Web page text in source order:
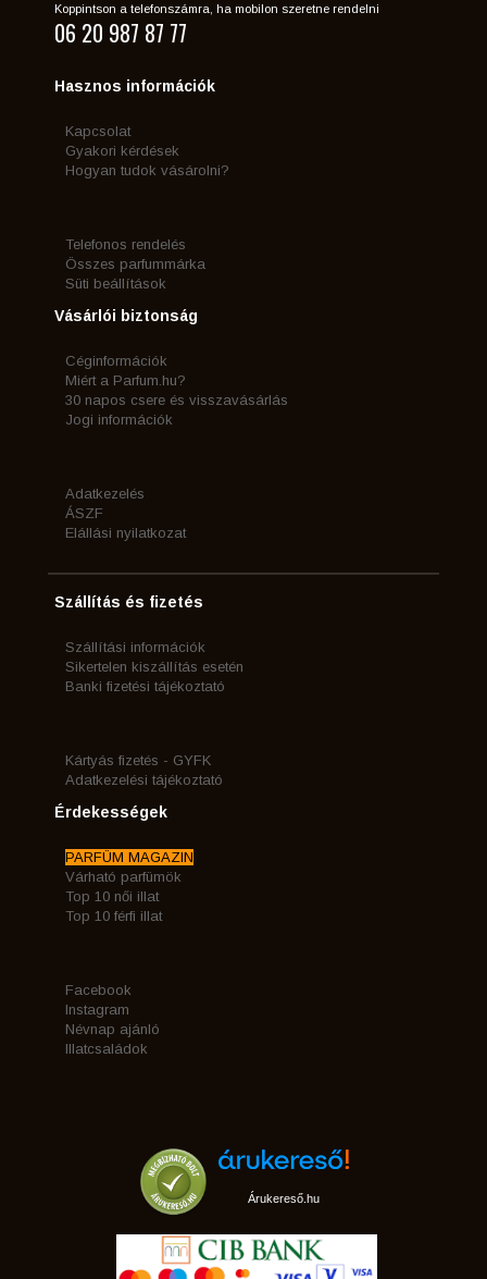
Koppintson a telefonszámra, ha mobilon szeretne rendelni
06 20 987 87 77
Hasznos információk
Kapcsolat
Gyakori kérdések
Hogyan tudok vásárolni?
Telefonos rendelés
Összes parfummárka
Süti beállítások
Vásárlói biztonság
Céginformációk
Miért a Parfum.hu?
30 napos csere és visszavásárlás
Jogi információk
Adatkezelés
ÁSZF
Elállási nyilatkozat
Szállítás és fizetés
Szállítási információk
Sikertelen kiszállítás esetén
Banki fizetési tájékoztató
Kártyás fizetés - GYFK
Adatkezelési tájékoztató
Érdekességek
PARFÜM MAGAZIN
Várható parfümök
Top 10 női illat
Top 10 férfi illat
Facebook
Instagram
Névnap ajánló
Illatcsaládok
Árukereső.hu